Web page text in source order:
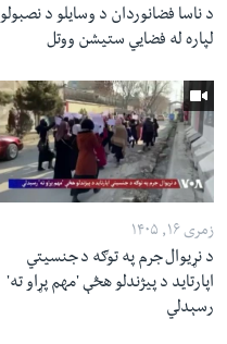
د ناسا فضانوردان د وسایلو د نصبولو
لپاره له فضایي ستیشن ووتل
زمری ۱۶, ۱۴۰۵
د نړیوال جرم په توګه د جنسیتي
اپارتاید د پیژندلو هڅې 'مهم پړاو ته'
رسېدلي